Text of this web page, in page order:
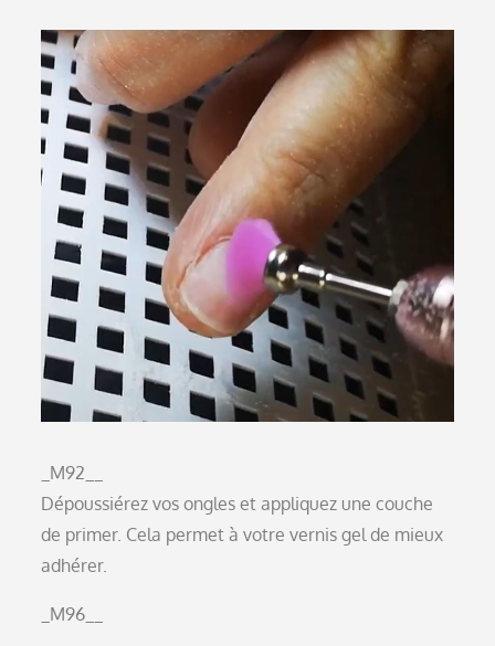
_M92__
Dépoussiérez vos ongles et appliquez une couche
de primer. Cela permet à votre vernis gel de mieux
adhérer.
_M96__